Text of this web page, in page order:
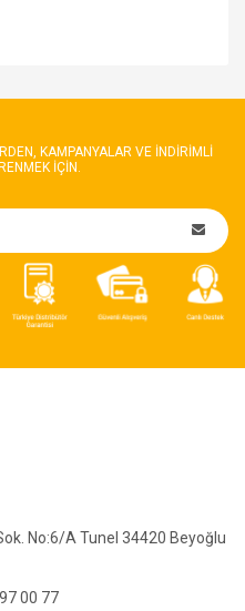
KAMPANYALAR VE INDIRIMLI
IÇIN.
No:6/A Tunel 34420 Beyoğlu
00 77